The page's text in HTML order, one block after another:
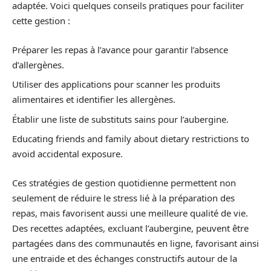
adaptée. Voici quelques conseils pratiques pour faciliter
cette gestion :
Préparer les repas à l’avance pour garantir l’absence
d’allergènes.
Utiliser des applications pour scanner les produits
alimentaires et identifier les allergènes.
Établir une liste de substituts sains pour l’aubergine.
Educating friends and family about dietary restrictions to
avoid accidental exposure.
Ces stratégies de gestion quotidienne permettent non
seulement de réduire le stress lié à la préparation des
repas, mais favorisent aussi une meilleure qualité de vie.
Des recettes adaptées, excluant l’aubergine, peuvent être
partagées dans des communautés en ligne, favorisant ainsi
une entraide et des échanges constructifs autour de la